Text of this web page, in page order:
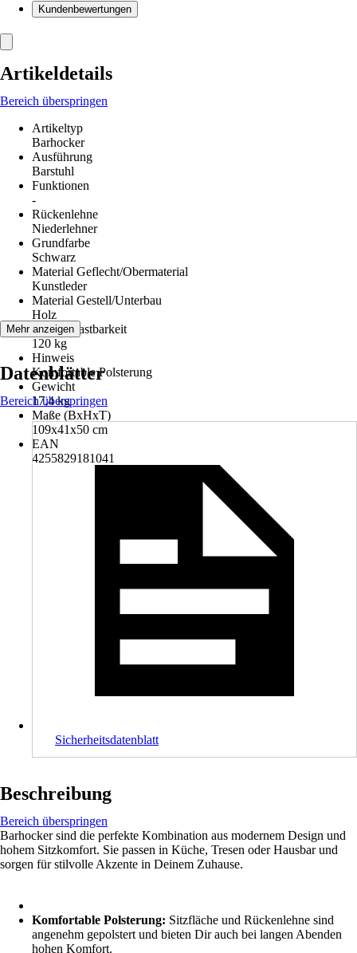
Kundenbewertungen
Artikeldetails
Bereich überspringen
Artikeltyp
Barhocker
Ausführung
Barstuhl
Funktionen
-
Rückenlehne
Niederlehner
Grundfarbe
Schwarz
Material Geflecht/Obermaterial
Kunstleder
Material Gestell/Unterbau
Holz
Max. Belastbarkeit
120 kg
Hinweis
Komfortable Polsterung
Gewicht
17,4 kg
Maße (BxHxT)
109x41x50 cm
EAN
4255829181041
Mehr anzeigen
Datenblätter
Bereich überspringen
Sicherheitsdatenblatt
Beschreibung
Bereich überspringen
Barhocker sind die perfekte Kombination aus modernem Design und
hohem Sitzkomfort. Sie passen in Küche, Tresen oder Hausbar und
sorgen für stilvolle Akzente in Deinem Zuhause.
Komfortable Polsterung: Sitzfläche und Rückenlehne sind
angenehm gepolstert und bieten Dir auch bei langen Abenden
hohen Komfort.